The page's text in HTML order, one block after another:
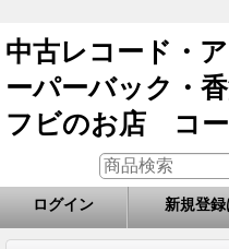
中古レコード・
ーパーバック・
フビのお店 コー
ログイン 新規登